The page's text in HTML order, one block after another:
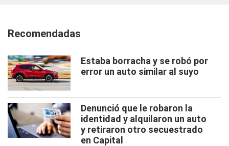
Recomendadas
Estaba borracha y se robó por
error un auto similar al suyo
Denunció que le robaron la
identidad y alquilaron un auto
y retiraron otro secuestrado
en Capital